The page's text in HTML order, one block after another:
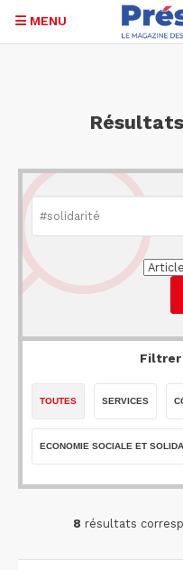
MENU
Filtrer
TOUTES SERVICES
ECONOMIE SOCIALE ET
8 résultats